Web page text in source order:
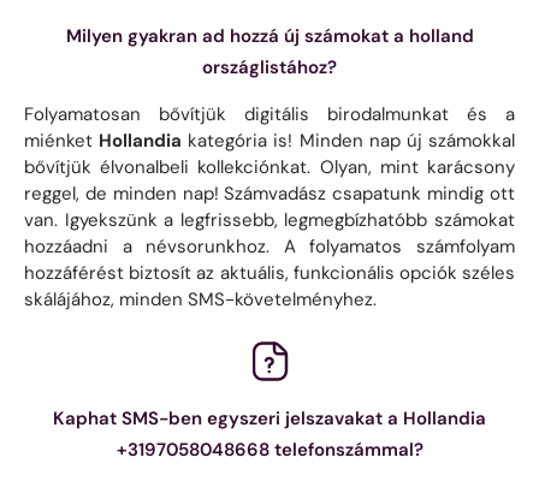
Milyen gyakran ad hozzá új számokat a holland
országlistához?
Folyamatosan bővítjük digitális birodalmunkat és a
miénket Hollandia kategória is! Minden nap új számokkal
bővítjük élvonalbeli kollekciónkat. Olyan, mint karácsony
reggel, de minden nap! Számvadász csapatunk mindig ott
van. Igyekszünk a legfrissebb, legmegbízhatóbb számokat
hozzáadni a névsorunkhoz. A folyamatos számfolyam
hozzáférést biztosít az aktuális, funkcionális opciók széles
skálájához, minden SMS-követelményhez.
Kaphat SMS-ben egyszeri jelszavakat a Hollandia
+3197058048668 telefonszámmal?